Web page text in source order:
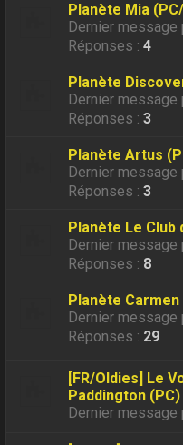
Planète Mia
Dernier
Réponses :4
Planète
Dernier message
Réponses :3
Planète Artus
Dernier
Réponses :3
Planète Le Club
Dernier
Réponses : 8
Planète
Dernier
Réponses : 29
[FR/Oldies] Le
Paddington (PC)
Dernier